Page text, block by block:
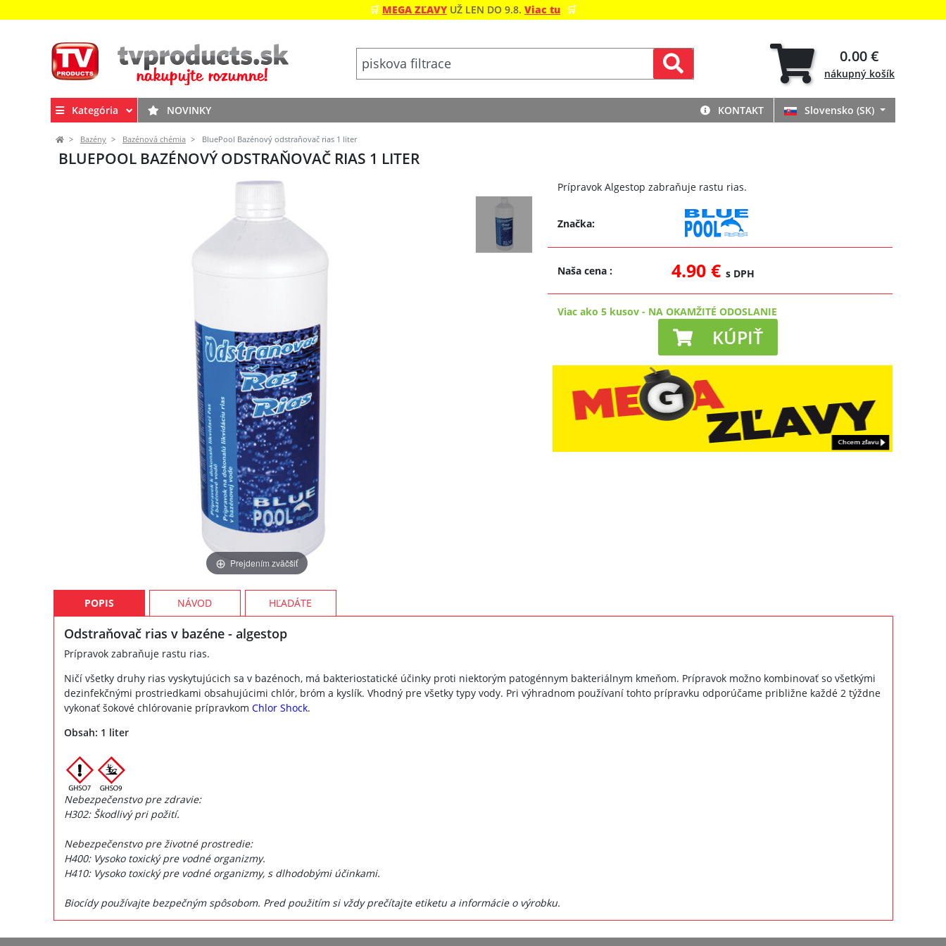
🛒 MEGA ZĽAVY UŽ LEN DO 9.8. Viac tu 🛒
0.00 €
nákupný košík
Kategória NOVINKY KONTAKT Slovensko (SK)
Bazény Bazénová chémia BluePool Bazénový odstraňovač rias 1 liter
BLUEPOOL BAZÉNOVÝ ODSTRAŇOVAČ RIAS 1 LITER
Prejdením zväčšiť
Prípravok Algestop zabraňuje rastu rias.
Značka:
Naša cena: 4.90 €s DPH
Viac ako 5 kusov - NA OKAMŽITÉ ODOSLANIE
KÚPIŤ
POPIS NÁVOD HĽADÁTE
Odstraňovač rias v bazéne - algestop
Prípravok zabraňuje rastu rias.
Ničí všetky druhy rias vyskytujúcich sa v bazénoch, má bakteriostatické účinky proti niektorým patogénnym bakteriálnym kmeňom. Prípravok možno kombinovať so všetkými
dezinfekčnými prostriedkami obsahujúcimi chlór, bróm a kyslík. Vhodný pre všetky typy vody. Pri výhradnom používaní tohto prípravku odporúčame približne každé 2 týždne
vykonať šokové chlórovanie prípravkom Chlor Shock.
Obsah: 1 liter
Nebezpečenstvo pre zdravie:
H302: Škodlivý pri požití.
Nebezpečenstvo pre životné prostredie:
H400: Vysoko toxický pre vodné organizmy.
H410: Vysoko toxický pre vodné organizmy, s dlhodobými účinkami.
Biocídy používajte bezpečným spôsobom. Pred použitím si vždy prečítajte etiketu a informácie o výrobku.